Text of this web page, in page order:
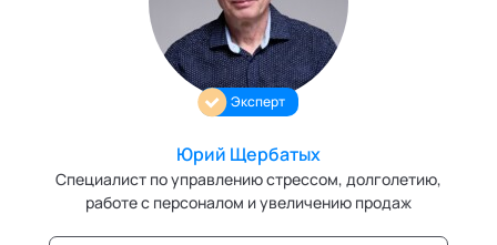
Игропрактика
Интегральное развитие территорий
Интегративные технологии здоровья
Комьюнити-менеджмент
Эксперт
Юрий Щербатых
Специалист по управлению стрессом, долголетию,
работе с персоналом и увеличению продаж
Профессионалам
Режим работы и тп